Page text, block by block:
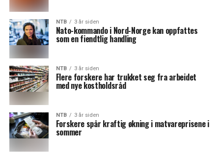
NTB 3 år siden
Nato-kommando i Nord-Norge kan oppfattes
som en fiendtlig handling
NTB 3 år siden
Flere forskere har trukket seg fra arbeidet
med nye kostholdsråd
NTB 3 år siden
Forskere spår kraftig økning i matvareprisene i
sommer